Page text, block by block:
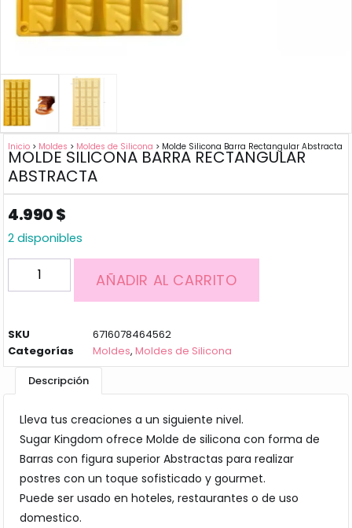
Inicio > Moldes > Moldes de Silicona > Molde Silicona Barra Rectangular Abstracta
MOLDE SILICONA BARRA RECTANGULAR
ABSTRACTA
4.990$
2 disponibles
AÑADIR AL CARRITO
SKU
6716078464562
Categorías
Moldes,Moldes de Silicona
Descripción
Lleva tus creaciones a un siguiente nivel.
Sugar Kingdom ofrece Molde de silicona con forma de
Barras con figura superior Abstractas para realizar
postres con un toque sofisticado y gourmet.
Puede ser usado en hoteles, restaurantes o de uso
domestico.